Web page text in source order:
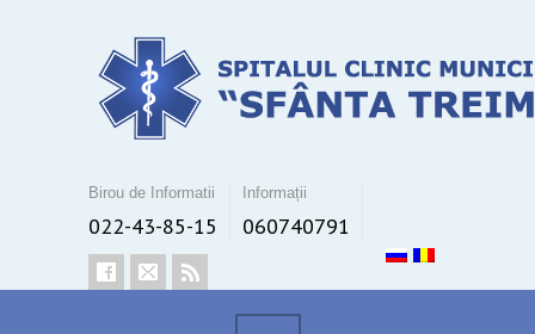
Birou de Informatii
022-43-85-15
Informații
060740791